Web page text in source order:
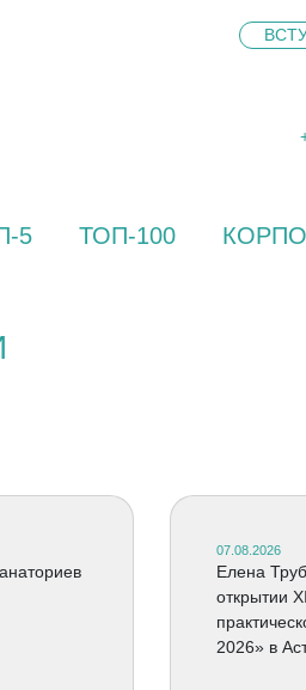
5 ТОП-100
07.08.2026
Елена
открытии
2026» в